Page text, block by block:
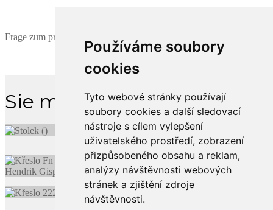
Používáme soubory
cookies
Tyto webové stránky používají
soubory cookies a další sledovací
nástroje s cílem vylepšení
uživatelského prostředí, zobrazení
přizpůsobeného obsahu a reklam,
analýzy návštěvnosti webových
stránek a zjištění zdroje
návštěvnosti.
Frage zum produkt
Sie magst vielleicht